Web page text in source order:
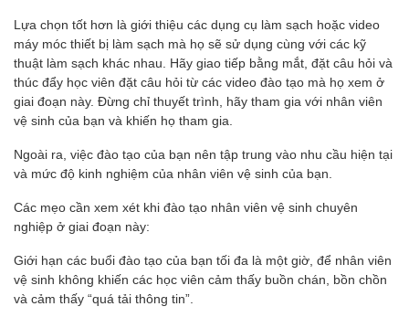
Lựa chọn tốt hơn là giới thiệu các dụng cụ làm sạch hoặc video
máy móc thiết bị làm sạch mà họ sẽ sử dụng cùng với các kỹ
thuật làm sạch khác nhau. Hãy giao tiếp bằng mắt, đặt câu hỏi và
thúc đẩy học viên đặt câu hỏi từ các video đào tạo mà họ xem ở
giai đoạn này. Đừng chỉ thuyết trình, hãy tham gia với nhân viên
vệ sinh của bạn và khiến họ tham gia.
Ngoài ra, việc đào tạo của bạn nên tập trung vào nhu cầu hiện tại
và mức độ kinh nghiệm của nhân viên vệ sinh của bạn.
Các mẹo cần xem xét khi đào tạo nhân viên vệ sinh chuyên
nghiệp ở giai đoạn này:
Giới hạn các buổi đào tạo của bạn tối đa là một giờ, để nhân viên
vệ sinh không khiến các học viên cảm thấy buồn chán, bồn chồn
và cảm thấy “quá tải thông tin”.